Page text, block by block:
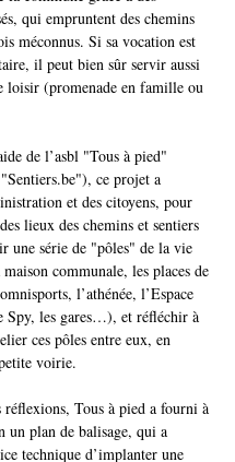
qui empruntent des chemins
méconnus. Si sa vocation est
il peut bien sûr servir aussi
loisir (promenade en famille ou
de l’asbl "Tous à pied"
ce projet a
et des citoyens, pour
lieux des chemins et sentiers
une série de "pôles" de la vie
communale, les places de
l’athénée, l’Espace
Spy, les gares…), et réfléchir à
ces pôles entre eux, en
voirie.
réflexions, Tous à pied a fourni à
un plan de balisage, qui a
technique d’implanter une